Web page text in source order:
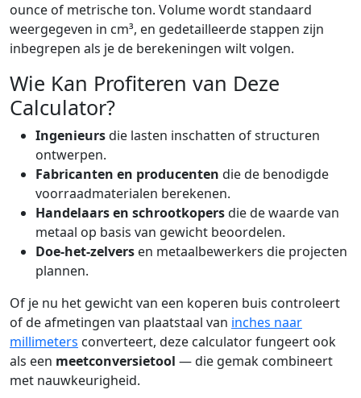
ounce of metrische ton. Volume wordt standaard
weergegeven in cm³, en gedetailleerde stappen zijn
inbegrepen als je de berekeningen wilt volgen.
Wie Kan Profiteren van Deze
Calculator?
Ingenieursdie lasten inschatten of structuren
ontwerpen.
Fabricanten en producenten die de benodigde
voorraadmaterialen berekenen.
Handelaars en schrootkopersdie de waarde van
metaal op basis van gewicht beoordelen.
Doe-het-zelvers en metaalbewerkers die projecten
plannen.
Of je nu het gewicht van een koperen buis controleert
of de afmetingen van plaatstaal van inches naar
millimeters converteert, deze calculator fungeert ook
als een meetconversietool — die gemak combineert
met nauwkeurigheid.